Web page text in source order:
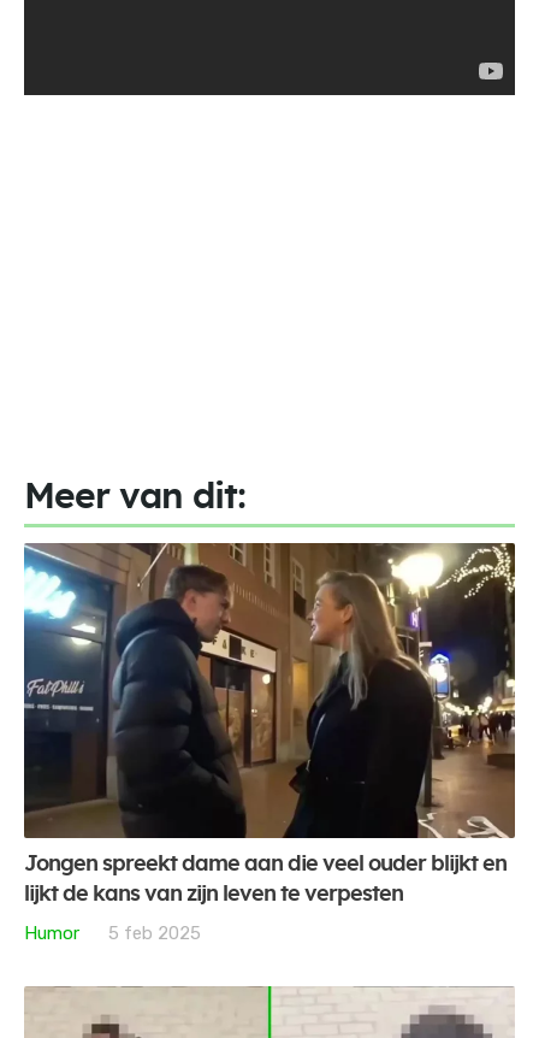
Meer van dit:
Jongen spreekt dame aan die veel ouder blijkt en
lijkt de kans van zijn leven te verpesten
Humor
5 feb 2025